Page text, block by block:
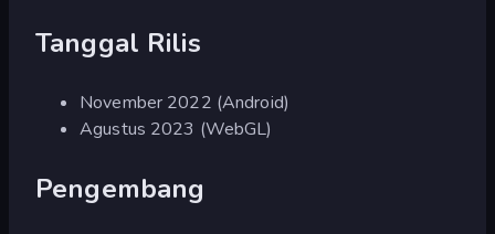
Tanggal Rilis
November 2022 (Android)
Agustus 2023 (WebGL)
Pengembang